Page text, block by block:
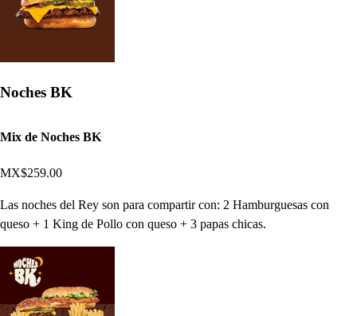
Noches BK
Mix de Noches BK
MX$259.00
Las noches del Rey son para compartir con: 2 Hamburguesas con
queso + 1 King de Pollo con queso + 3 papas chicas.